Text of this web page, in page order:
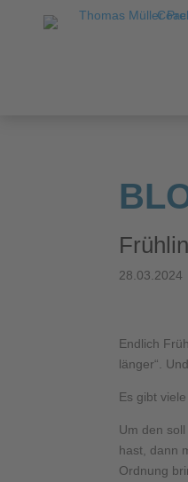
28.03.2024
Endlich
länger“.
Es gibt
Um den
hast, dann
Ordnung